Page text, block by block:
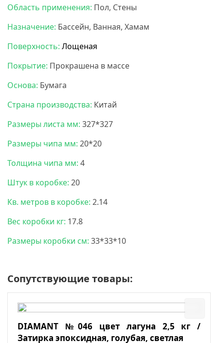
Область применения: Пол, Стены
Назначение: Бассейн, Ванная, Хамам
Поверхность: Лощеная
Покрытие: Прокрашена в массе
Основа: Бумага
Страна производства: Китай
Размеры листа мм: 327*327
Размеры чипа мм: 20*20
Толщина чипа мм: 4
Штук в коробке: 20
Кв. метров в коробке: 2.14
Вес коробки кг: 17.8
Размеры коробки см: 33*33*10
Сопутствующие товары:
DIAMANT №046 цвет лагуна 2,5 кг /
Затирка эпоксидная, голубая, светлая